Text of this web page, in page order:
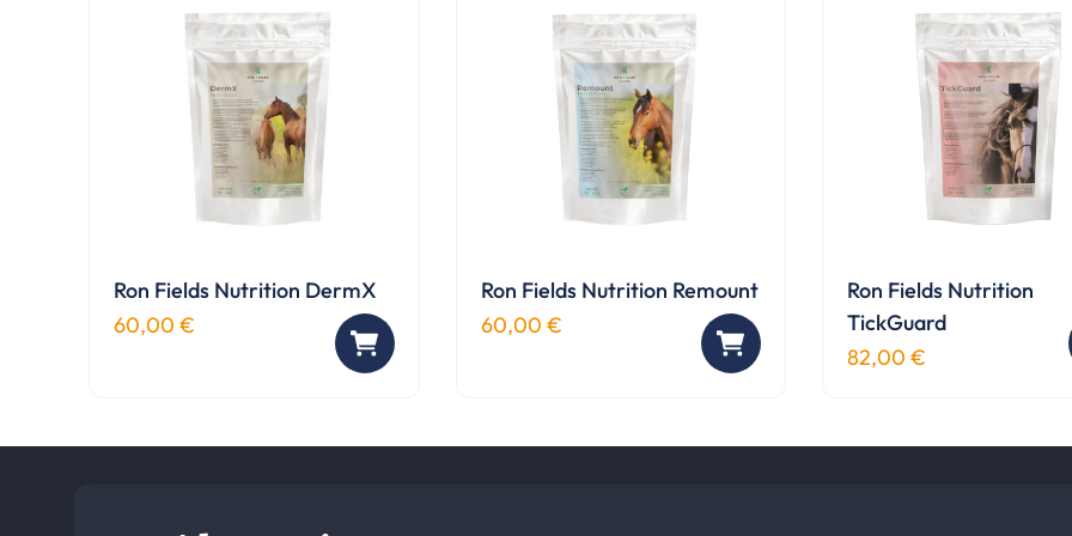
Optionen
Optionen
Produktseite
Ron Fields Nutrition DermX
60,00 €
Ron Fields Nutrition Remount
60,00 €
Ron Fields Nutrition
TickGuard
82,00 €